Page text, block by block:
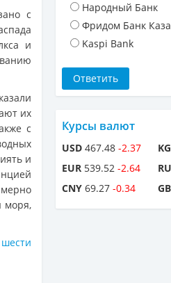
с
и
их
с
и
моря,
шести
Народный Банк
Фридом Банк
Kaspi Bank
Курсы валют
USD 467.48 -2.37
EUR 539.52 -2.64
CNY 69.27 -0.34